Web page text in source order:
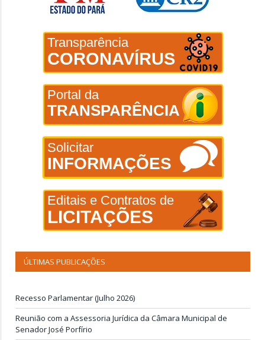
Transparência
CORONAVÍRUS
Portal da
TRANSPARÊNCIA
Solicitar
INFORMAÇÕES
Editais e Contratos de
LICITAÇÕES
ÚLTIMAS PUBLICAÇÕES
Recesso Parlamentar (Julho 2026)
Reunião com a Assessoria Jurídica da Câmara Municipal de
Senador José Porfírio